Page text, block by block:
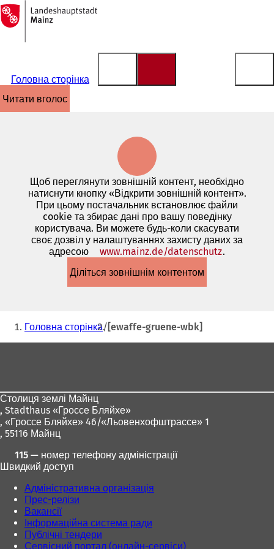
Перейти до змісту
На
головну
сторінку
Головна сторінка
читати вголос
Щоб переглянути зовнішній контент, необхідно
натиснути кнопку «Відкрити зовнішній контент».
При цьому постачальник встановлює файли
cookie та збирає дані про вашу поведінку
користувача. Ви можете будь-коли скасувати
своє дозвіл у налаштуваннях захисту даних за
адресою
www.mainz.de/datenschutz.
Діліться зовнішнім контентом
Ти
тут:
Головна сторінка [ewaffe-gruene-wbk]
Столиця землі Майнц
, Stadthaus «Гроссе Бляйхе»
, «Гроссе Бляйхе» 46/«Льовенхофштрассе» 1
, 55116 Майнц
115 — номер телефону адміністрації
Швидкий доступ
Адміністративна організація
Прес-релізи
Вакансії
Інформаційна система ради
Публічні тендери
Сервісний портал (онлайн-сервіси)